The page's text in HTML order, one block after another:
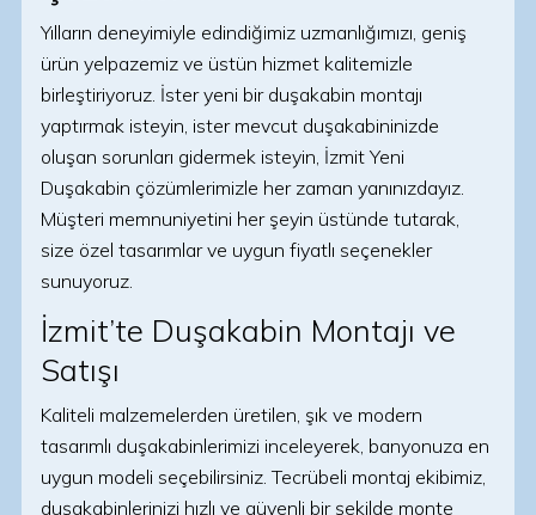
Yılların deneyimiyle edindiğimiz uzmanlığımızı, geniş
ürün yelpazemiz ve üstün hizmet kalitemizle
birleştiriyoruz. İster yeni bir duşakabin montajı
yaptırmak isteyin, ister mevcut duşakabininizde
oluşan sorunları gidermek isteyin, İzmit Yeni
Duşakabin çözümlerimizle her zaman yanınızdayız.
Müşteri memnuniyetini her şeyin üstünde tutarak,
size özel tasarımlar ve uygun fiyatlı seçenekler
sunuyoruz.
İzmit’te Duşakabin Montajı ve
Satışı
Kaliteli malzemelerden üretilen, şık ve modern
tasarımlı duşakabinlerimizi inceleyerek, banyonuza en
uygun modeli seçebilirsiniz. Tecrübeli montaj ekibimiz,
duşakabinlerinizi hızlı ve güvenli bir şekilde monte